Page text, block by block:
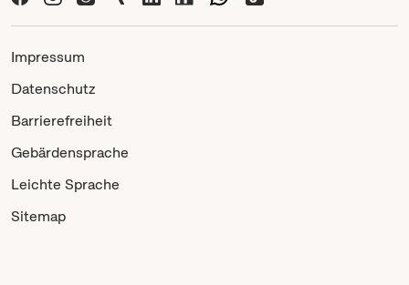
Impressum
Datenschutz
Barrierefreiheit
Gebärdensprache
Leichte Sprache
Sitemap